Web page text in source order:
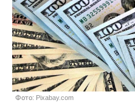
Фото: Pixabay.com